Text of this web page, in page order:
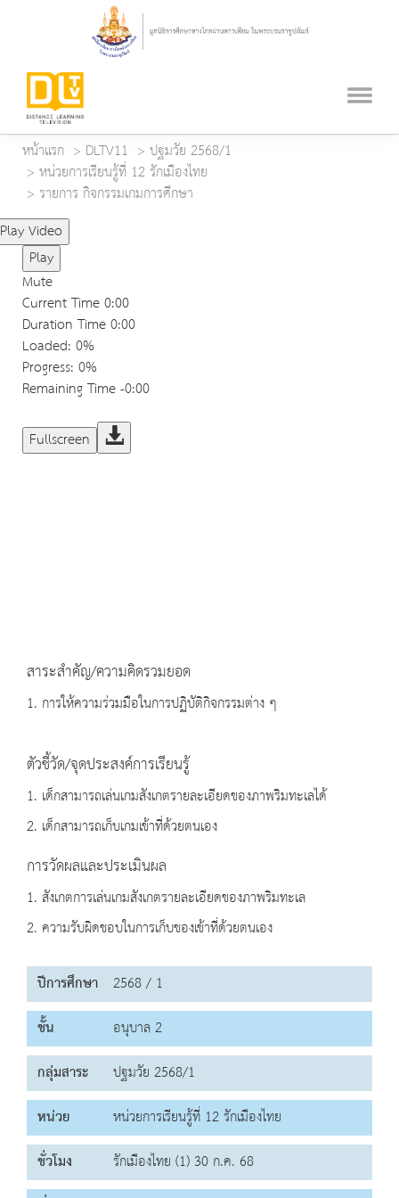
หน้าแรก DLTV11
ปฐมวัย 2568/1
หน่วยการเรียนรู้ที่ 12 รักเมืองไทย
รายการ กิจกรรมเกมการศึกษา
Play Video
Play
Mute
Current Time0:00
Duration Time0:00
Loaded: 0%
Progress: 0%
Remaining Time-0:00
Fullscreen
สาระสำคัญ/ความคิดรวมยอด
1. การให้ความร่วมมือในการปฏิบัติกิจกรรมต่าง ๆ
ตัวชี้วัด/จุดประสงค์การเรียนรู้
1. เด็กสามารถเล่นเกมสังเกตรายละเอียดของภาพริมทะเลได้
2. เด็กสามารถเก็บเกมเข้าที่ด้วยตนเอง
การวัดผลและประเมินผล
1. สังเกตการเล่นเกมสังเกตรายละเอียดของภาพริมทะเล
2. ความรับผิดชอบในการเก็บของเข้าที่ด้วยตนเอง
ปีการศึกษา 2568 / 1
ชั้น
อนุบาล 2
กลุ่มสาระ
ปฐมวัย 2568/1
หน่วย
หน่วยการเรียนรู้ที่ 12 รักเมืองไทย
ชั่วโมง
รักเมืองไทย (1) 30 ก.ค. 68